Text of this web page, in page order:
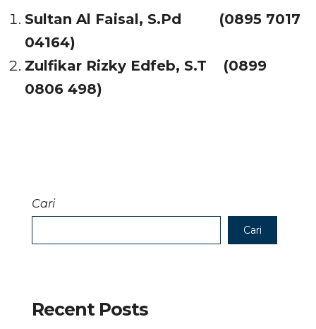
Sultan Al Faisal, S.Pd (0895 7017
04164)
Zulfikar Rizky Edfeb, S.T (0899
0806 498)
Cari
Cari
Recent Posts